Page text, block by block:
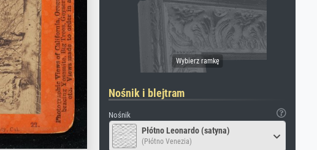
Nośnik i blejtram
Nośnik
Płótno Leonardo (satyna)
(Płótno Venezia)